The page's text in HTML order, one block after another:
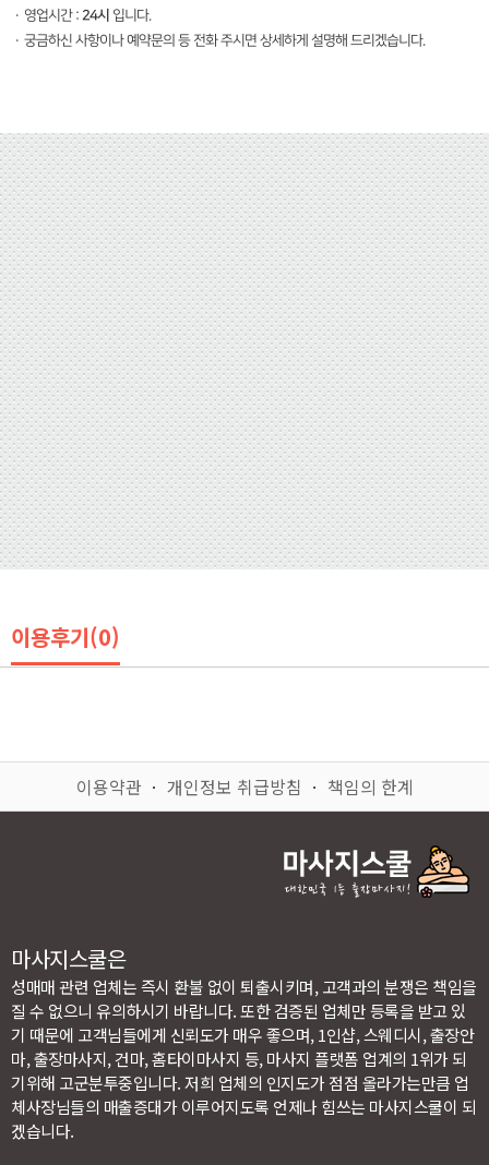
· 영업시간 : 24시 입니다.
· 궁금하신 사항이나 예약문의 등 전화 주시면 상세하게 설명해 드리겠습니다.
이용후기(0)
이용약관 ㆍ 개인정보 취급방침 ㆍ 책임의 한계
마사지스쿨은
성매매 관련 업체는 즉시 환불 없이 퇴출시키며, 고객과의 분쟁은 책임을
질 수 없으니 유의하시기 바랍니다. 또한 검증된 업체만 등록을 받고 있
기 때문에 고객님들에게 신뢰도가 매우 좋으며, 1인샵, 스웨디시, 출장안
마, 출장마사지, 건마, 홈타이마사지 등, 마사지 플랫폼 업계의 1위가 되
기위해 고군분투중입니다. 저희 업체의 인지도가 점점 올라가는만큼 업
체사장님들의 매출증대가 이루어지도록 언제나 힘쓰는 마사지스쿨이 되
겠습니다.